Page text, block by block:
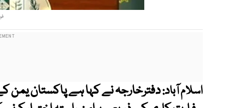
اسلام آباد:دفترخارجہ نے کہا ہے پاکستان یمن